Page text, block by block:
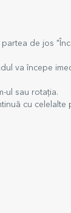
de jos
va începe
ul sau rotația.
cu celelalte